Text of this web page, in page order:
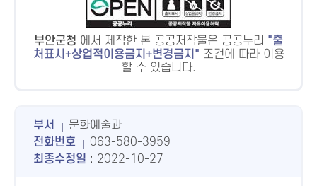
부안군청 에서 제작한 본 공공저작물은 공공누리
출
처표시+상업적이용금지+변경금지
조건에 따라 이용
할 수 있습니다.
부서
문화예술과
전화번호
063-580-3959
최종수정일 : 2022-10-27